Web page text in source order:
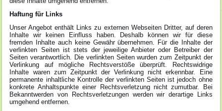
Haftung für Links
Unser Angebot enthält Links zu externen Webseiten Dritter, auf deren
Inhalte wir keinen Einfluss haben. Deshalb können wir für diese
fremden Inhalte auch keine Gewähr übernehmen. Für die Inhalte der
verlinkten Seiten ist stets der jeweilige Anbieter oder Betreiber der
Seiten verantwortlich. Die verlinkten Seiten wurden zum Zeitpunkt der
Verlinkung auf mögliche Rechtsverstöße überprüft. Rechtswidrige
Inhalte waren zum Zeitpunkt der Verlinkung nicht erkennbar. Eine
permanente inhaltliche Kontrolle der verlinkten Seiten ist jedoch ohne
konkrete Anhaltspunkte einer Rechtsverletzung nicht zumutbar. Bei
Bekanntwerden von Rechtsverletzungen werden wir derartige Links
umgehend entfernen.